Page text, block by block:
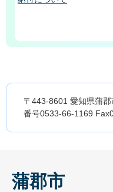
〒443-8601 愛知県蒲
番号0533-66-1169
蒲郡市